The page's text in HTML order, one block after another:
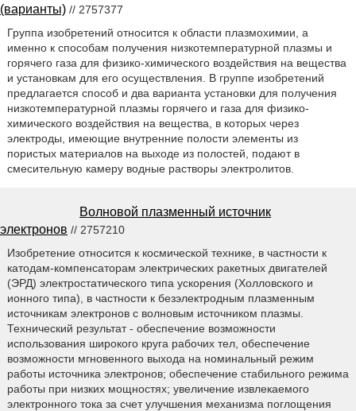
(варианты) // 2757377
Группа изобретений относится к области плазмохимии, а
именно к способам получения низкотемпературной плазмы и
горячего газа для физико-химического воздействия на вещества
и установкам для его осуществления. В группе изобретений
предлагается способ и два варианта установки для получения
низкотемпературной плазмы горячего и газа для физико-
химического воздействия на вещества, в которых через
электроды, имеющие внутренние полости элементы из
пористых материалов на выходе из полостей, подают в
смесительную камеру водные растворы электролитов.
Волновой плазменный источник
электронов // 2757210
Изобретение относится к космической технике, в частности к
катодам-компенсаторам электрических ракетных двигателей
(ЭРД) электростатического типа ускорения (Холловского и
ионного типа), в частности к безэлектродным плазменным
источникам электронов с волновым источником плазмы.
Технический результат - обеспечение возможности
использования широкого круга рабочих тел, обеспечение
возможности мгновенного выхода на номинальный режим
работы источника электронов; обеспечение стабильного режима
работы при низких мощностях; увеличение извлекаемого
электронного тока за счет улучшения механизма поглощения